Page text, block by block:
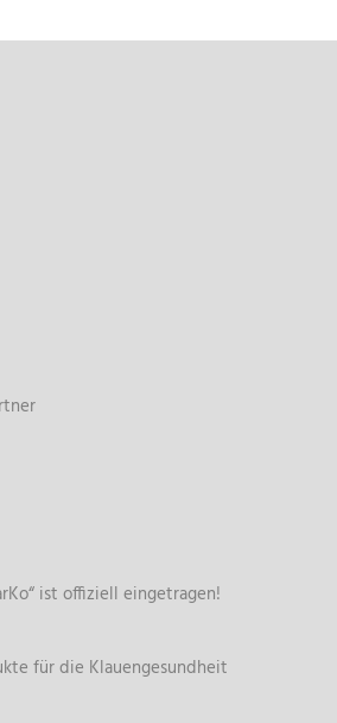
ist offiziell eingetragen!
für die Klauengesundheit